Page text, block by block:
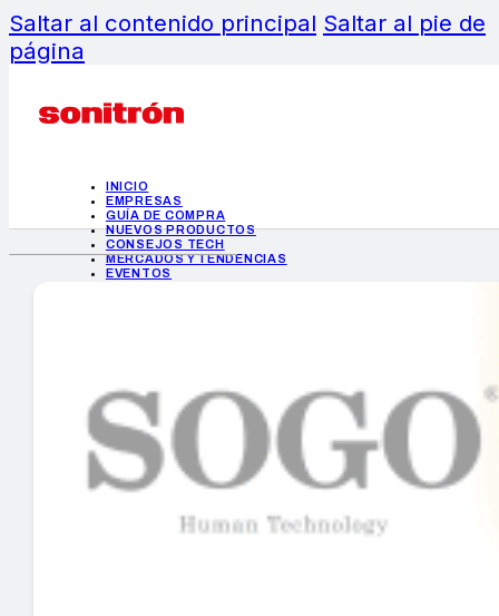
Saltar al contenido principal Saltar al pie de
página
INICIO
EMPRESAS
GUÍA DE COMPRA
NUEVOS PRODUCTOS
CONSEJOS TECH
MERCADOS Y TENDENCIAS
EVENTOS
INICIO
EMPRESAS
GUÍA DE COMPRA